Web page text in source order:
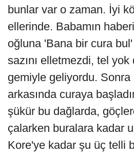
bunlar var o zaman. İyi
ellerinde. Babamın
oğluna 'Bana bir cura
sazını elletmezdi, tel
gemiyle geliyordu. Sonra
arkasında curaya
şükür bu dağlarda,
çalarken buralara kadar
Kore'ye kadar şu üç telli